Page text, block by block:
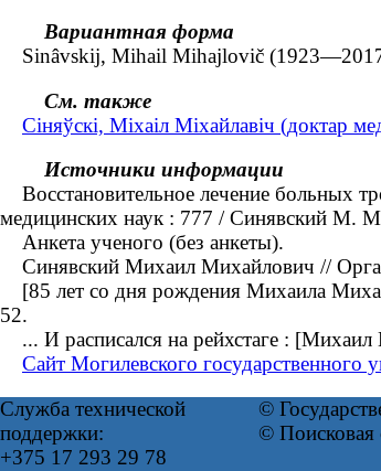
Вариантная форма
Sinâvskij, Mihail Mihajlovič
См. также
Сіняўскі, Міхаіл Міхайлавіч (доктар
Источники информации
Восстановительное лечение больных
медицинских наук : 777 / Синявский М.
Анкета ученого (без анкеты).
Синявский Михаил Михайлович //
[85 лет со дня рождения Михаила
52.
... И расписался на рейхстаге :
Сайт Могилевского
Служба технической
поддержки:
+375 17 293 29 78
©
© Поисковая